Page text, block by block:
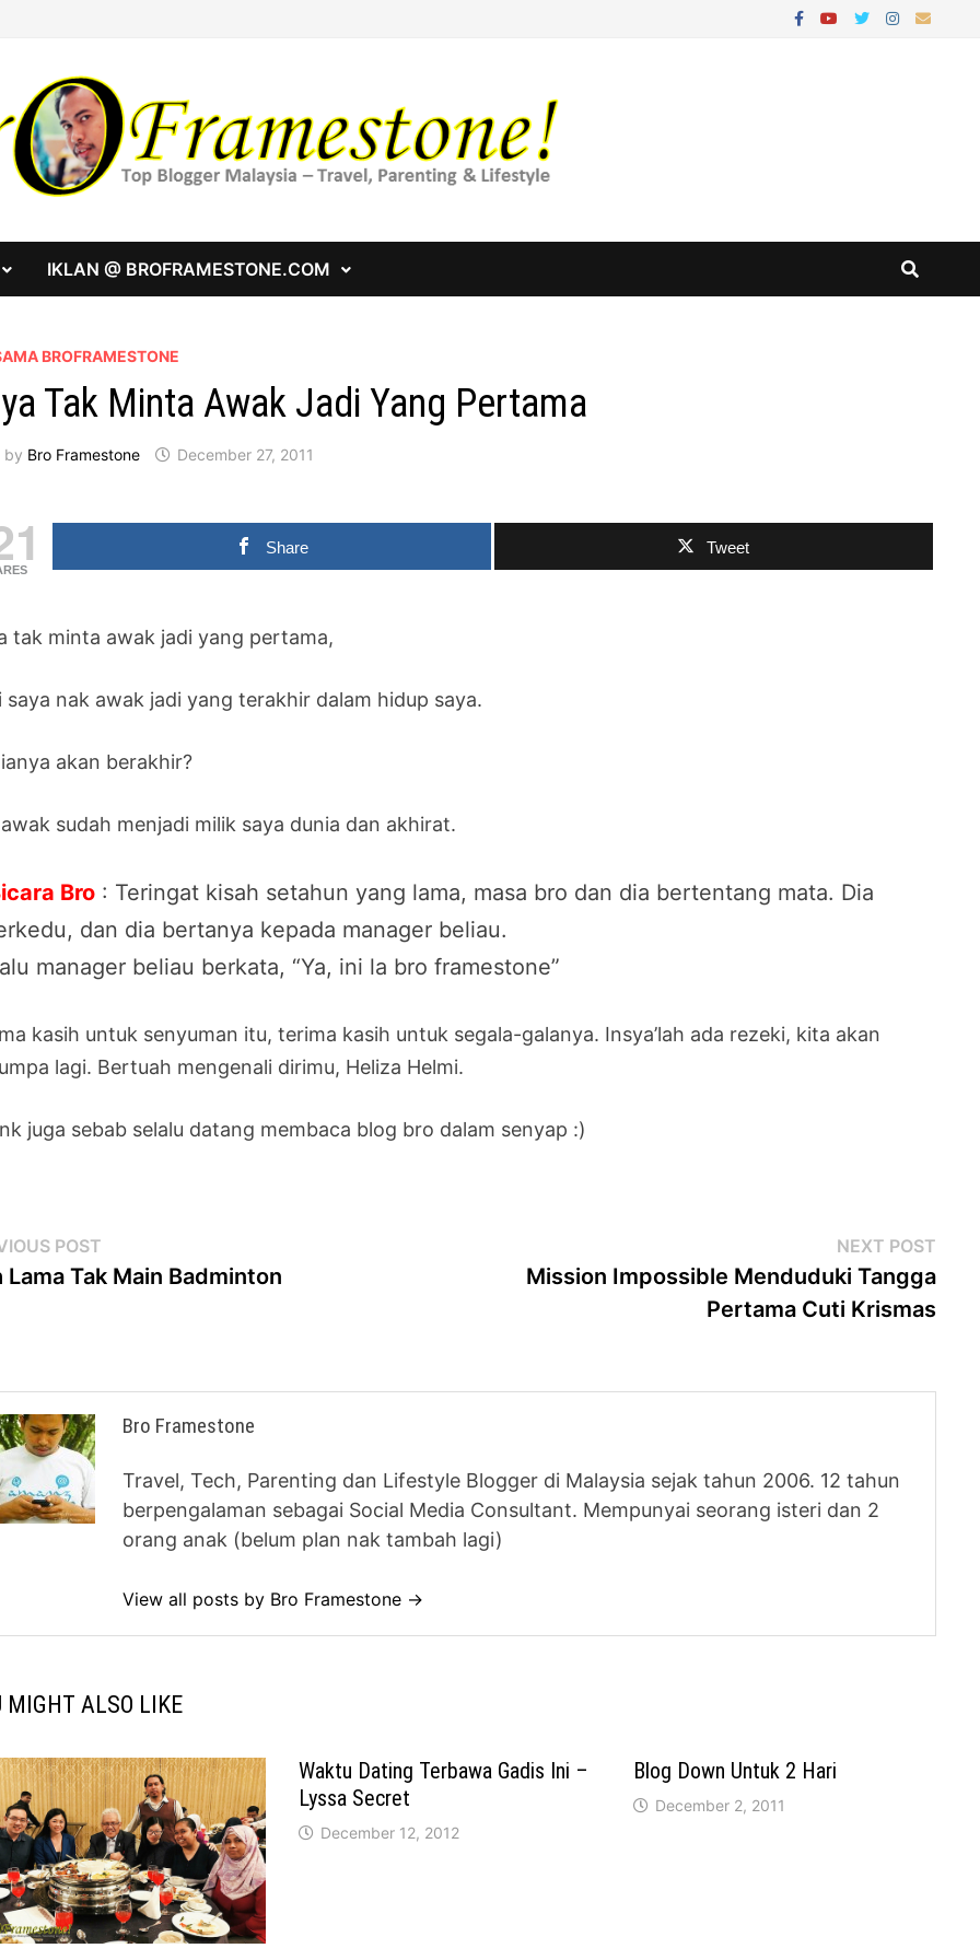
IKLAN @ BROFRAMESTONE.COM
BROFRAMESTONE
Tak Minta Awak Jadi Yang Pertama
by Bro Framestone December 27, 2011
Share Tweet
tak minta awak jadi yang pertama,
saya nak awak jadi yang terakhir dalam hidup saya.
akan berakhir?
sudah menjadi milik saya dunia dan akhirat.
Bro : Teringat kisah setahun yang lama, masa bro dan dia bertentang mata. Dia
dan dia bertanya kepada manager beliau.
manager beliau berkata, “Ya, ini la bro framestone”
kasih untuk senyuman itu, terima kasih untuk segala-galanya. Insya’lah ada rezeki, kita akan
lagi. Bertuah mengenali dirimu, Heliza Helmi.
juga sebab selalu datang membaca blog bro dalam senyap :)
POST
post:
Lama Tak Main Badminton
NEXT POSTNext
Mission Impossible Menduduki Tangga
Pertama Cuti Krismas
Bro Framestone
Travel, Tech, Parenting dan Lifestyle Blogger di Malaysia sejak tahun 2006. 12 tahun
berpengalaman sebagai Social Media Consultant. Mempunyai seorang isteri dan 2
orang anak (belum plan nak tambah lagi)
View all posts by Bro Framestone →
MIGHT ALSO LIKE
Waktu Dating Terbawa Gadis Ini –
Lyssa Secret
December 12, 2012
Blog Down Untuk 2 Hari
December 2, 2011